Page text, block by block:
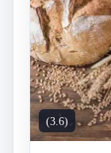
(3.6)